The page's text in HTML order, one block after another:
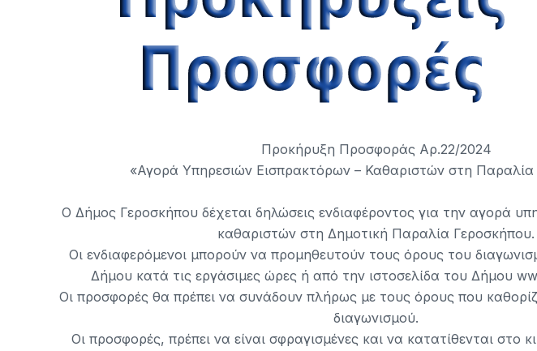
Προκήρυξη Προσφοράς Αρ.22/2024
«Αγορά Υπηρεσιών Εισπρακτόρων – Καθαριστών στη Παραλία
Ο Δήμος Γεροσκήπου δέχεται δηλώσεις ενδιαφέροντος για την αγορά
καθαριστών στη Δημοτική Παραλία Γεροσκήπου.
Οι ενδιαφερόμενοι μπορούν να προμηθευτούν τους όρους του
Δήμου κατά τις εργάσιμες ώρες ή από την ιστοσελίδα του Δήμου
Οι προσφορές θα πρέπει να συνάδουν πλήρως με τους όρους που
διαγωνισμού.
Οι προσφορές, πρέπει να είναι σφραγισμένες και να κατατίθενται στο